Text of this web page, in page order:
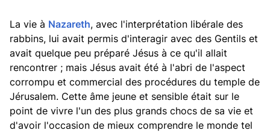
La vie à Nazareth, avec l'interprétation libérale des
rabbins, lui avait permis d'interagir avec des Gentils et
avait quelque peu préparé Jésus à ce qu'il allait
rencontrer ; mais Jésus avait été à l'abri de l'aspect
corrompu et commercial des procédures du temple de
Jérusalem. Cette âme jeune et sensible était sur le
point de vivre l'un des plus grands chocs de sa vie et
d'avoir l'occasion de mieux comprendre le monde tel